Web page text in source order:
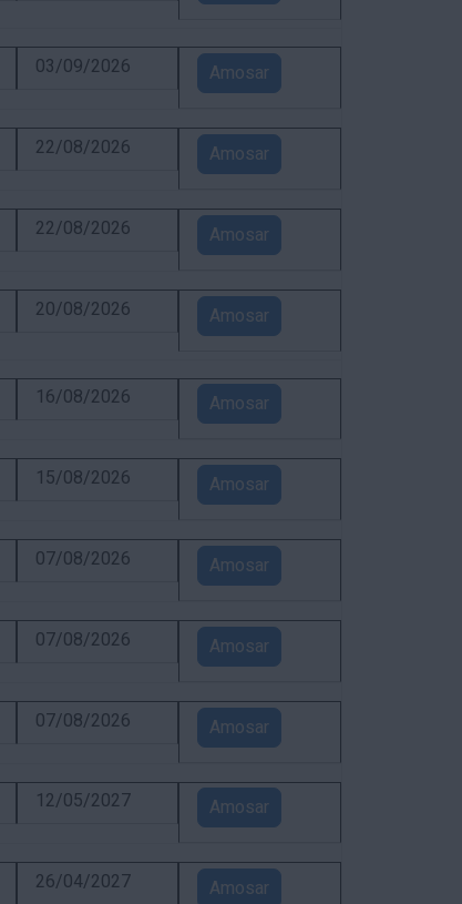
03/09/2026 Amosar
22/08/2026 Amosar
22/08/2026 Amosar
20/08/2026 Amosar
16/08/2026 Amosar
15/08/2026 Amosar
07/08/2026 Amosar
07/08/2026 Amosar
07/08/2026 Amosar
12/05/2027 Amosar
26/04/2027 Amosar